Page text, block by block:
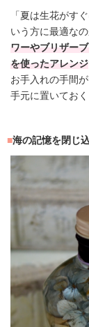
「夏は生花がす
いう方に最適なの
ワーやブリザー
を使ったアレンジ
お手入れの手間
手元に置いてお
海の記憶を閉じ